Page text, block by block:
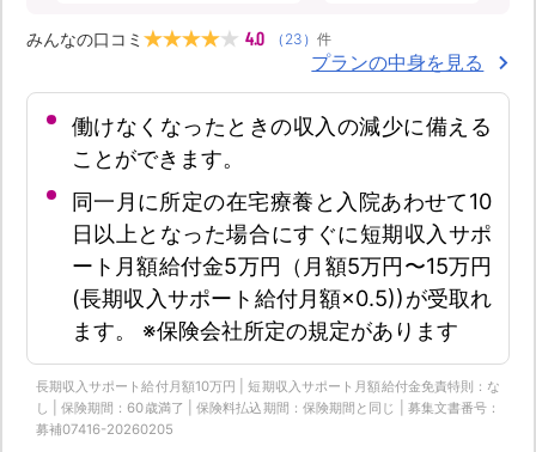
みんなの口コミ 4.0 （ 23 ） 件
プランの中身を見る
働けなくなったときの収入の減少に備える
ことができます。
同一月に所定の在宅療養と入院あわせて10
日以上となった場合にすぐに短期収入サポ
ート月額給付金5万円（月額5万円〜15万円
(長期収入サポート給付月額×0.5))が受取れ
ます。 ※保険会社所定の規定があります
長期収入サポート給付月額10万円 | 短期収入サポート月額給付金免責特則：な
し | 保険期間：60歳満了 | 保険料払込期間：保険期間と同じ | 募集文書番号：
募補07416-20260205